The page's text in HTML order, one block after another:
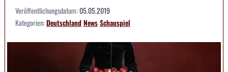
Veröffentlichungsdatum:05.05.2019
Kategorien:DeutschlandNewsSchauspiel